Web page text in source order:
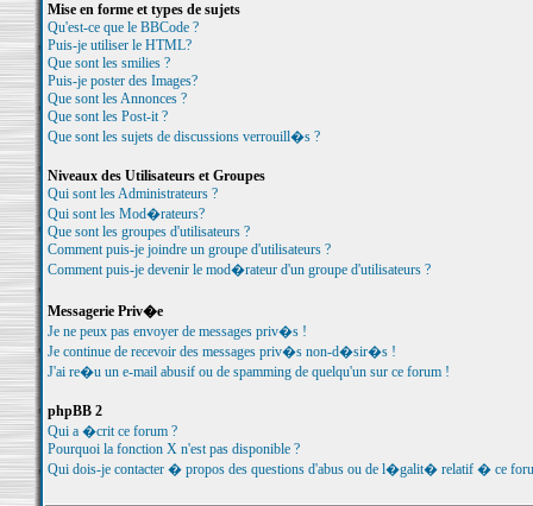
Mise en forme et types de sujets
Qu'est-ce que le BBCode ?
Puis-je utiliser le HTML?
Que sont les smilies ?
Puis-je poster des Images?
Que sont les Annonces ?
Que sont les Post-it ?
Que sont les sujets de discussions verrouill�s ?
Niveaux des Utilisateurs et Groupes
Qui sont les Administrateurs ?
Qui sont les Mod�rateurs?
Que sont les groupes d'utilisateurs ?
Comment puis-je joindre un groupe d'utilisateurs ?
Comment puis-je devenir le mod�rateur d'un groupe d'utilisateurs ?
Messagerie Priv�e
Je ne peux pas envoyer de messages priv�s !
Je continue de recevoir des messages priv�s non-d�sir�s !
J'ai re�u un e-mail abusif ou de spamming de quelqu'un sur ce forum !
phpBB 2
Qui a �crit ce forum ?
Pourquoi la fonction X n'est pas disponible ?
Qui dois-je contacter � propos des questions d'abus ou de l�galit� relatif � ce